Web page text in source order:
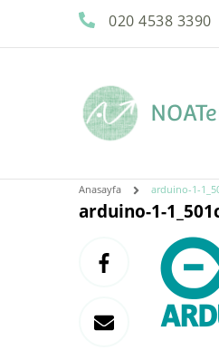
020 4538 3390
Anasayfa arduino-1-
arduino-1-